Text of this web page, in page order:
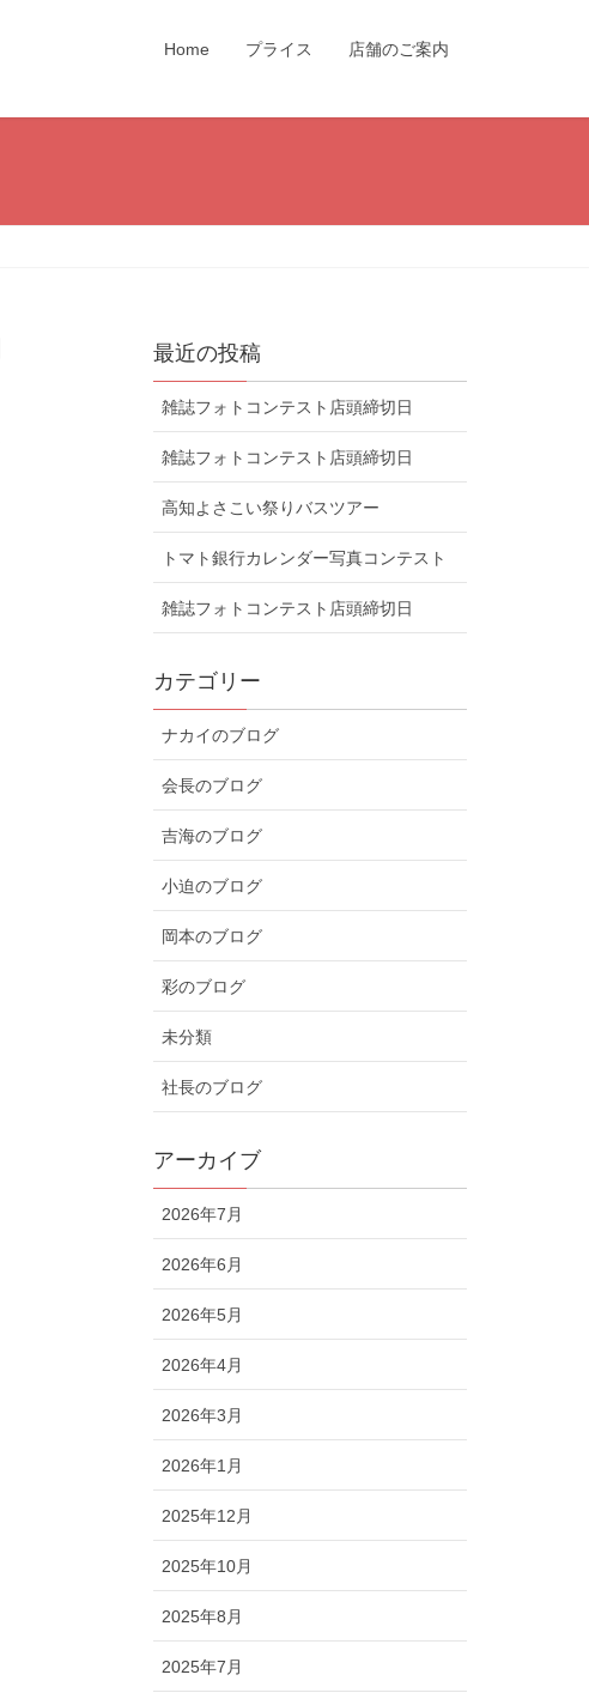
Home プライス 店舗のご案内
最近の投稿
雑誌フォトコンテスト店頭締切日
雑誌フォトコンテスト店頭締切日
高知よさこい祭りバスツアー
トマト銀行カレンダー写真コンテスト
雑誌フォトコンテスト店頭締切日
カテゴリー
ナカイのブログ
会長のブログ
吉海のブログ
小迫のブログ
岡本のブログ
彩のブログ
未分類
社長のブログ
アーカイブ
2026年7月
2026年6月
2026年5月
2026年4月
2026年3月
2026年1月
2025年12月
2025年10月
2025年8月
2025年7月